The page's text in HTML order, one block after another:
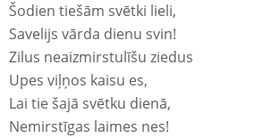
Šodien tiešām svētki lieli,
Savelijs vārda dienu svin!
Zilus neaizmirstulīšu ziedus
Upes viļņos kaisu es,
Lai tie šajā svētku dienā,
Nemirstīgas laimes nes!